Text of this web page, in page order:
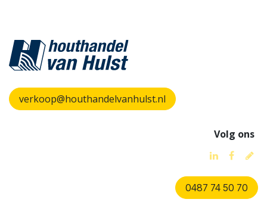
verkoop@houthandelvanhulst.nl
Volg ons
0487 74 50 70